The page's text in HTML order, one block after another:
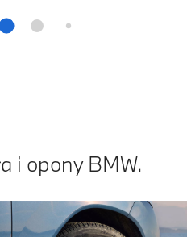
i opony BMW.